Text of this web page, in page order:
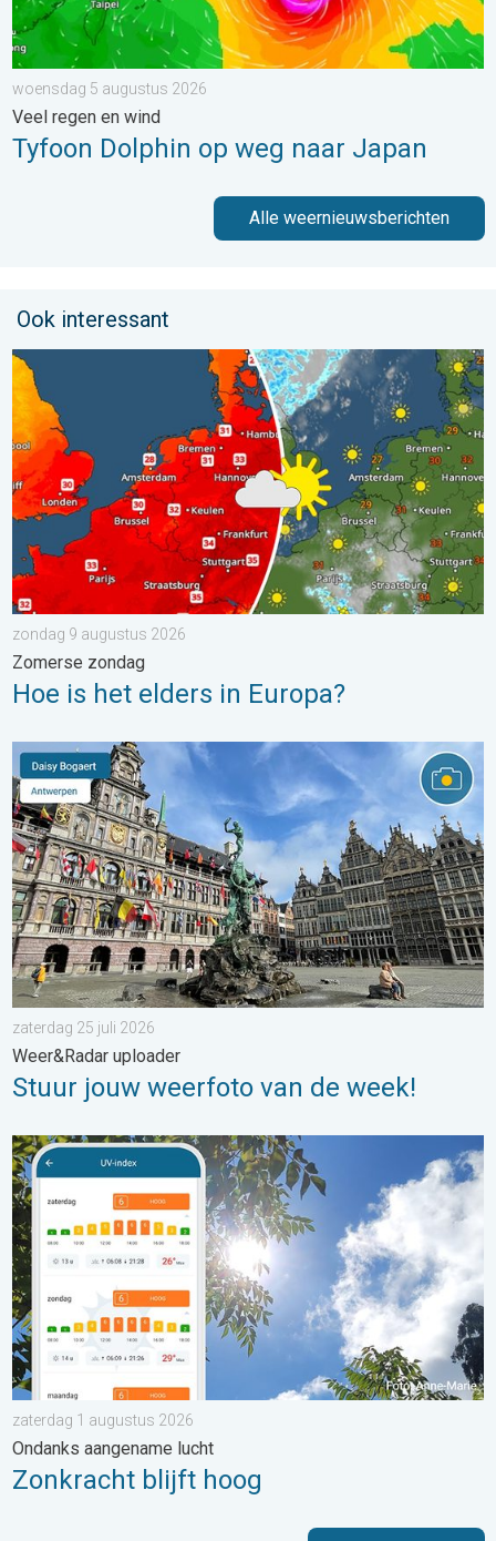
woensdag 5 augustus 2026
Veel regen en wind
Tyfoon Dolphin op weg naar Japan
Alle weernieuwsberichten
Ook interessant
Hoe is het elders in Europa?. Zomerse zondag. . . zondag 9
zondag 9 augustus 2026
Zomerse zondag
Hoe is het elders in Europa?
Stuur jouw weerfoto van de week!. Weer&Radar uploader. . .
zaterdag 25 juli 2026
Weer&Radar uploader
Stuur jouw weerfoto van de week!
Zonkracht blijft hoog. Ondanks aangename lucht. . . zaterdag
zaterdag 1 augustus 2026
Ondanks aangename lucht
Zonkracht blijft hoog